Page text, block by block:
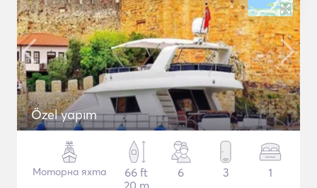
Özel yapım
Моторна яхта
66 ft
20 m
6 3 1